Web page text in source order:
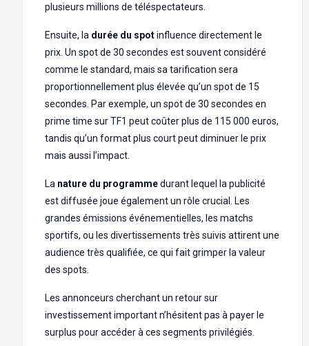
plusieurs millions de téléspectateurs.
Ensuite, la durée du spotinfluence directement le
prix. Un spot de 30 secondes est souvent considéré
comme le standard, mais sa tarification sera
proportionnellement plus élevée qu’un spot de 15
secondes. Par exemple, un spot de 30 secondes en
prime time sur TF1 peut coûter plus de 115 000 euros,
tandis qu’un format plus court peut diminuer le prix
mais aussi l’impact.
La nature du programmedurant lequel la publicité
est diffusée joue également un rôle crucial. Les
grandes émissions événementielles, les matchs
sportifs, ou les divertissements très suivis attirent une
audience très qualifiée, ce qui fait grimper la valeur
des spots.
Les annonceurs cherchant un retour sur
investissement important n’hésitent pas à payer le
surplus pour accéder à ces segments privilégiés.